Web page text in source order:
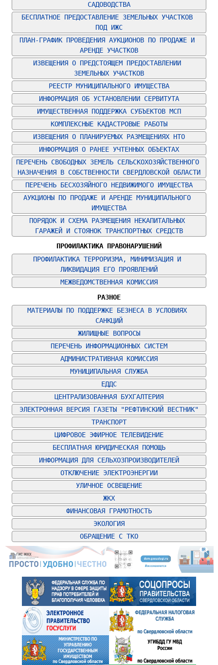
САДОВОДСТВА
БЕСПЛАТНОЕ ПРЕДОСТАВЛЕНИЕ ЗЕМЕЛЬНЫХ УЧАСТКОВ
ПОД ИЖС
ПЛАН-ГРАФИК ПРОВЕДЕНИЯ АУКЦИОНОВ ПО ПРОДАЖЕ И
АРЕНДЕ УЧАСТКОВ
ИЗВЕЩЕНИЯ О ПРЕДСТОЯЩЕМ ПРЕДОСТАВЛЕНИИ
ЗЕМЕЛЬНЫХ УЧАСТКОВ
РЕЕСТР МУНИЦИПАЛЬНОГО ИМУЩЕСТВА
ИНФОРМАЦИЯ ОБ УСТАНОВЛЕНИИ СЕРВИТУТА
ИМУЩЕСТВЕННАЯ ПОДДЕРЖКА СУБЪЕКТОВ МСП
КОМПЛЕКСНЫЕ КАДАСТРОВЫЕ РАБОТЫ
ИЗВЕЩЕНИЯ О ПЛАНИРУЕМЫХ РАЗМЕЩЕНИЯХ НТО
ИНФОРМАЦИЯ О РАНЕЕ УЧТЕННЫХ ОБЪЕКТАХ
ПЕРЕЧЕНЬ СВОБОДНЫХ ЗЕМЕЛЬ СЕЛЬСКОХОЗЯЙСТВЕННОГО
НАЗНАЧЕНИЯ В СОБСТВЕННОСТИ СВЕРДЛОВСКОЙ ОБЛАСТИ
ПЕРЕЧЕНЬ БЕСХОЗЯЙНОГО НЕДВИЖИМОГО ИМУЩЕСТВА
АУКЦИОНЫ ПО ПРОДАЖЕ И АРЕНДЕ МУНИЦИПАЛЬНОГО
ИМУЩЕСТВА
ПОРЯДОК И СХЕМА РАЗМЕЩЕНИЯ НЕКАПИТАЛЬНЫХ
ГАРАЖЕЙ И СТОЯНОК ТРАНСПОРТНЫХ СРЕДСТВ
ПРОФИЛАКТИКА ПРАВОНАРУШЕНИЙ
ПРОФИЛАКТИКА ТЕРРОРИЗМА, МИНИМИЗАЦИЯ И
ЛИКВИДАЦИЯ ЕГО ПРОЯВЛЕНИЙ
МЕЖВЕДОМСТВЕННАЯ КОМИССИЯ
РАЗНОЕ
МАТЕРИАЛЫ ПО ПОДДЕРЖКЕ БЕЗНЕСА В УСЛОВИЯХ
САНКЦИЙ
ЖИЛИЩНЫЕ ВОПРОСЫ
ПЕРЕЧЕНЬ ИНФОРМАЦИОННЫХ СИСТЕМ
АДМИНИСТРАТИВНАЯ КОМИССИЯ
МУНИЦИПАЛЬНАЯ СЛУЖБА
ЕДДС
ЦЕНТРАЛИЗОВАННАЯ БУХГАЛТЕРИЯ
ЭЛЕКТРОННАЯ ВЕРСИЯ ГАЗЕТЫ "РЕФТИНСКИЙ ВЕСТНИК"
ТРАНСПОРТ
ЦИФРОВОЕ ЭФИРНОЕ ТЕЛЕВИДЕНИЕ
БЕСПЛАТНАЯ ЮРИДИЧЕСКАЯ ПОМОЩЬ
ИНФОРМАЦИЯ ДЛЯ СЕЛЬХОЗПРОИЗВОДИТЕЛЕЙ
ОТКЛЮЧЕНИЕ ЭЛЕКТРОЭНЕРГИИ
УЛИЧНОЕ ОСВЕЩЕНИЕ
ЖКХ
ФИНАНСОВАЯ ГРАМОТНОСТЬ
ЭКОЛОГИЯ
ОБРАЩЕНИЕ С ТКО